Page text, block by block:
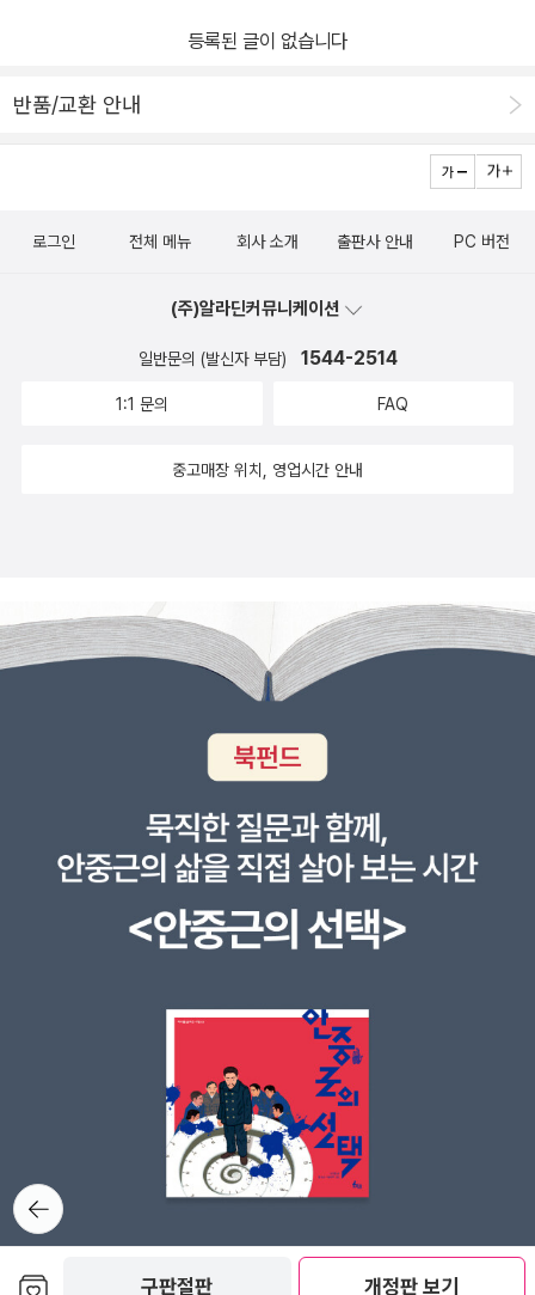
구판절판 개정판 보기
등록된 글이 없습니다
반품/교환 안내
뒤로가
기
로그인 전체 메뉴 회사 소개 출판사 안내 PC 버전
(주)알라딘커뮤니케이션
일반문의 (발신자 부담) 1544-2514
1:1 문의 FAQ
중고매장 위치, 영업시간 안내